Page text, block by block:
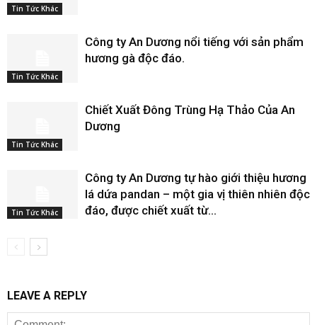
Tin Tức Khác
Tin Tức Khác
Công ty An Dương nổi tiếng với sản phẩm
hương gà độc đáo.
Tin Tức Khác
Chiết Xuất Đông Trùng Hạ Thảo Của An
Dương
Tin Tức Khác
Công ty An Dương tự hào giới thiệu hương
lá dứa pandan – một gia vị thiên nhiên độc
đáo, được chiết xuất từ...
LEAVE A REPLY